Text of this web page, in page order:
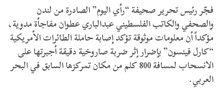
فجّر رئيس تحرير صحيفة “رأي اليوم” الصادرة من لندن
والصحفي والكاتب الفلسطيني عبدالباري عطوان مفاجأة مدوية،
مؤكداً أن معلومات موثوقة تؤكد إصابة حاملة الطائرات الأمريكية
“كارل فينسون” بإضرار إثر ضربة صاروخية دقيقة أجبرتها على
الانسحاب لمسافة 800 كلم من مكان تمركزها السابق في البحر
العربي.